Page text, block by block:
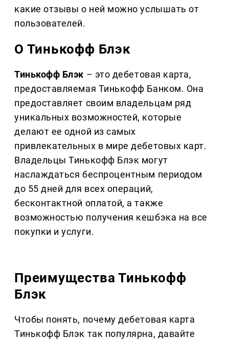
какие отзывы о ней можно услышать от
пользователей.
О Тинькофф Блэк
Тинькофф Блэк – это дебетовая карта,
предоставляемая Тинькофф Банком. Она
предоставляет своим владельцам ряд
уникальных возможностей, которые
делают ее одной из самых
привлекательных в мире дебетовых карт.
Владельцы Тинькофф Блэк могут
наслаждаться беспроцентным периодом
до 55 дней для всех операций,
бесконтактной оплатой, а также
возможностью получения кешбэка на все
покупки и услуги.
Преимущества Тинькофф
Блэк
Чтобы понять, почему дебетовая карта
Тинькофф Блэк так популярна, давайте